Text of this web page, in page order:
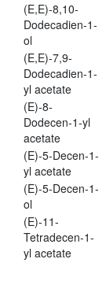
(E,E)-8,10-
Dodecadien-1-
ol
(E,E)-7,9-
Dodecadien-1-
yl acetate
(E)-8-
Dodecen-1-yl
acetate
(E)-5-Decen-1-
yl acetate
(E)-5-Decen-1-
ol
(E)-11-
Tetradecen-1-
yl acetate